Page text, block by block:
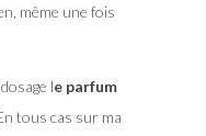
même une fois
le parfum
tous cas sur ma